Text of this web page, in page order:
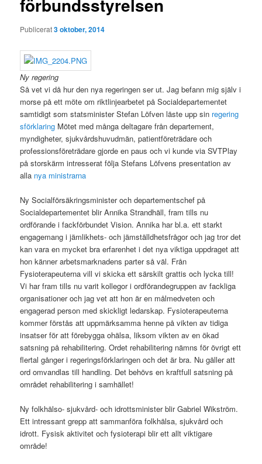
förbundsstyrelsen
Publicerat3 oktober, 2014
Ny regering
Så vet vi då hur den nya regeringen ser ut. Jag befann mig själv i
morse på ett möte om riktlinjearbetet på Socialdepartementet
samtidigt som statsminister Stefan Löfven läste upp sin regering
sförklaring Mötet med många deltagare från departement,
myndigheter, sjukvårdshuvudmän, patientföreträdare och
professionsföreträdare gjorde en paus och vi kunde via SVTPlay
på storskärm intresserat följa Stefans Löfvens presentation av
alla nya ministrarna
Ny Socialförsäkringsminister och departementschef på
Socialdepartementet blir Annika Strandhäll, fram tills nu
ordförande i fackförbundet Vision. Annika har bl.a. ett starkt
engagemang i jämlikhets- och jämställdhetsfrågor och jag tror det
kan vara en mycket bra erfarenhet i det nya viktiga uppdraget att
hon känner arbetsmarknadens parter så väl. Från
Fysioterapeuterna vill vi skicka ett särskilt grattis och lycka till!
Vi har fram tills nu varit kollegor i ordförandegruppen av fackliga
organisationer och jag vet att hon är en målmedveten och
engagerad person med skickligt ledarskap. Fysioterapeuterna
kommer förstås att uppmärksamma henne på vikten av tidiga
insatser för att förebygga ohälsa, liksom vikten av en ökad
satsning på rehabilitering. Ordet rehabilitering nämns för övrigt ett
flertal gånger i regeringsförklaringen och det är bra. Nu gäller att
ord omvandlas till handling. Det behövs en kraftfull satsning på
området rehabilitering i samhället!
Ny folkhälso- sjukvård- och idrottsminister blir Gabriel Wikström.
Ett intressant grepp att sammanföra folkhälsa, sjukvård och
idrott. Fysisk aktivitet och fysioterapi blir ett allt viktigare
område!